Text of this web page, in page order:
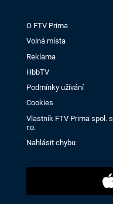
O FTV Prima
Volná místa
Reklama
HbbTV
Podmínky užívání
Cookies
Vlastník FTV Prima spol. s
r.o.
Nahlásit chybu